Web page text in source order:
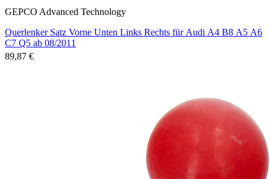
GEPCO Advanced Technology
Querlenker Satz Vorne Unten Links Rechts für Audi A4 B8 A5 A6
C7 Q5 ab 08/2011
89,87 €